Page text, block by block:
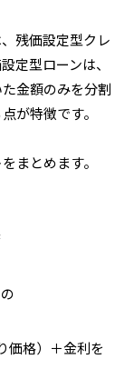
残価設定型クレ
定型ローンは、
金額のみを分割
が特徴です。
まとめます。
価格）＋金利を